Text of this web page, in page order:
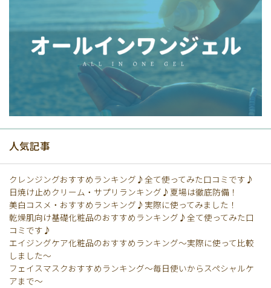
人気記事
クレンジングおすすめランキング♪全て使ってみた口コミです♪
日焼け止めクリーム・サプリランキング♪夏場は徹底防備！
美白コスメ・おすすめランキング♪実際に使ってみました！
乾燥肌向け基礎化粧品のおすすめランキング♪全て使ってみた口
コミです♪
エイジングケア化粧品のおすすめランキング〜実際に使って比較
しました〜
フェイスマスクおすすめランキング〜毎日使いからスペシャルケ
アまで〜